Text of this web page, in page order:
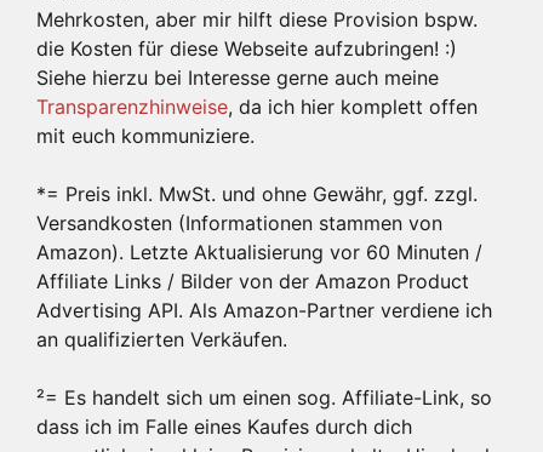
Mehrkosten, aber mir hilft diese Provision bspw.
die Kosten für diese Webseite aufzubringen! :)
Siehe hierzu bei Interesse gerne auch meine
Transparenzhinweise, da ich hier komplett offen
mit euch kommuniziere.
*= Preis inkl. MwSt. und ohne Gewähr, ggf. zzgl.
Versandkosten (Informationen stammen von
Amazon). Letzte Aktualisierung vor 60 Minuten /
Affiliate Links / Bilder von der Amazon Product
Advertising API. Als Amazon-Partner verdiene ich
an qualifizierten Verkäufen.
²= Es handelt sich um einen sog. Affiliate-Link, so
dass ich im Falle eines Kaufes durch dich